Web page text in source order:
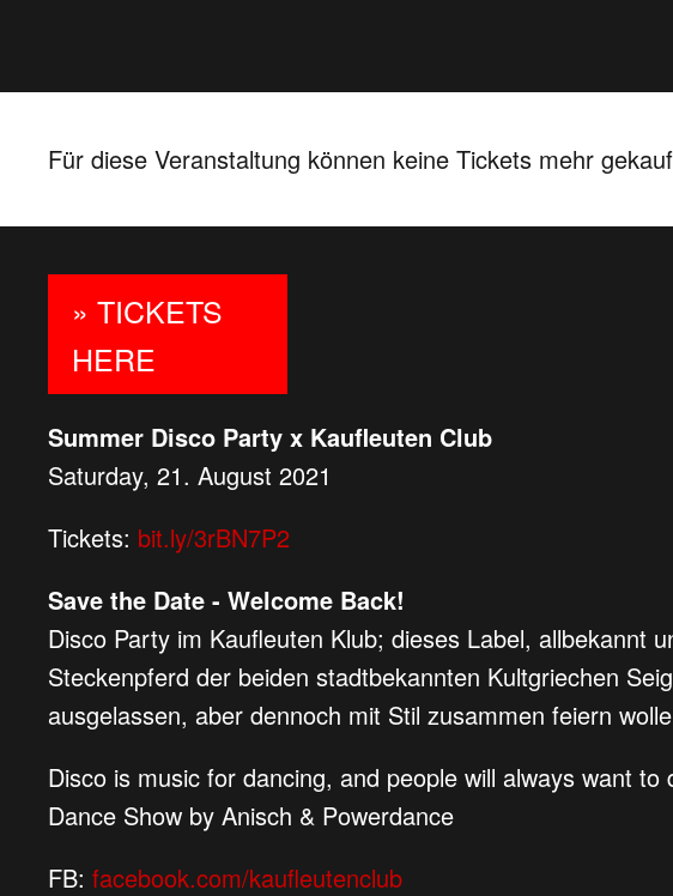
Für diese Veranstaltung können keine Tickets mehr
» TICKETS
HERE
Summer Disco Party x Kaufleuten Club
Saturday, 21. August 2021
Tickets: bit.ly/3rBN7P2
Save the Date - Welcome Back!
Disco Party im Kaufleuten Klub; dieses Label, allbekannt
Steckenpferd der beiden stadtbekannten Kultgriechen
ausgelassen, aber dennoch mit Stil zusammen feiern
Disco is music for dancing, and people will always want to
Dance Show by Anisch & Powerdance
FB: facebook.com/kaufleutenclub